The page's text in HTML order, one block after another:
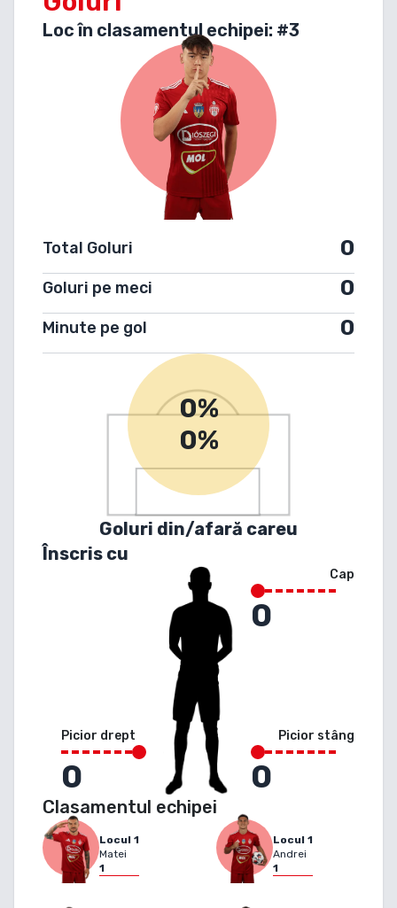
Loc în clasamentul echipei: #3
Total Goluri 0
Goluri pe meci 0
Minute pe gol 0
0%
0%
Goluri din/afară careu
Înscris cu
Picior drept
0
Cap
0
Picior stâng
0
Clasamentul echipei
Locul 1
Matei
1
Locul 1
Andrei
1